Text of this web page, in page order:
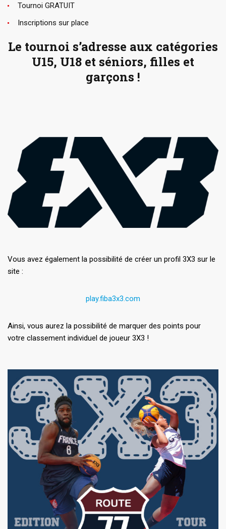
Tournoi GRATUIT
Inscriptions sur place
Le tournoi s’adresse aux catégories
U15, U18 et séniors, filles et
garçons !
Vous avez également la possibilité de créer un profil 3X3 sur le
site :
play.fiba3x3.com
Ainsi, vous aurez la possibilité de marquer des points pour
votre classement individuel de joueur 3X3 !